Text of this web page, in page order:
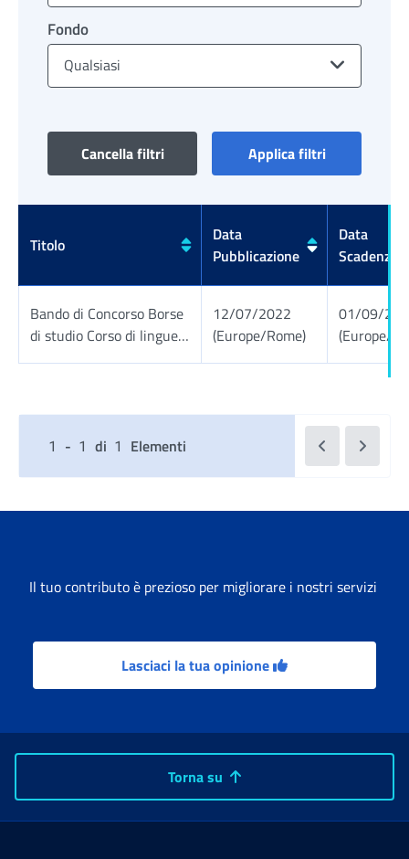
Fondo
Qualsiasi
Cancella filtri Applica filtri
Titolo
Data
Pubblicazione
Data
Scadenza
Bando di Concorso Borse
di studio Corso di lingue
in Italia
12/07/2022
(Europe/Rome)
01/09/
(Europe/
Seleziona Numero elementi per pagina
1 - 1 di 1 Elementi Vai allaVai alla
Il tuo contributo è prezioso per migliorare i nostri servizi
Lasciaci la tua opinione
Torna su